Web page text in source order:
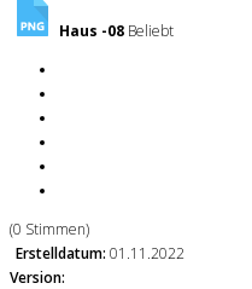
Haus -08 Beliebt
(0 Stimmen)
Erstelldatum: 01.11.2022
Version: